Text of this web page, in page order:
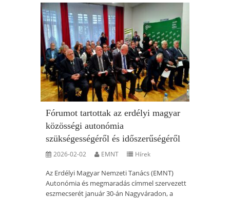
Fórumot tartottak az erdélyi magyar
közösségi autonómia
szükségességéről és időszerűségéről
2026-02-02 EMNT Hírek
Az Erdélyi Magyar Nemzeti Tanács (EMNT)
Autonómia és megmaradás címmel szervezett
eszmecserét január 30-án Nagyváradon, a